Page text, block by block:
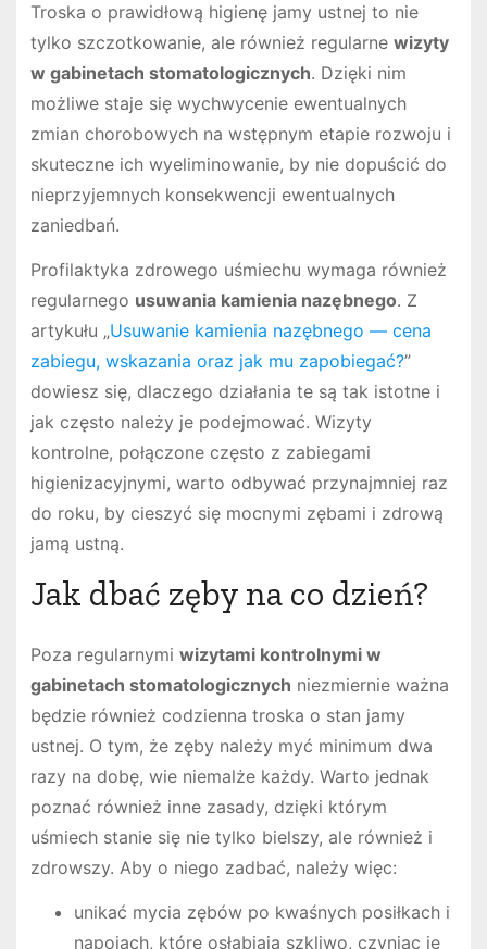
Troska o prawidłową higienę jamy ustnej to nie
tylko szczotkowanie, ale również regularne wizyty
w gabinetach stomatologicznych. Dzięki nim
możliwe staje się wychwycenie ewentualnych
zmian chorobowych na wstępnym etapie rozwoju i
skuteczne ich wyeliminowanie, by nie dopuścić do
nieprzyjemnych konsekwencji ewentualnych
zaniedbań.
Profilaktyka zdrowego uśmiechu wymaga również
regularnego usuwania kamienia nazębnego. Z
artykułu „Usuwanie kamienia nazębnego — cena
zabiegu, wskazania oraz jak mu zapobiegać?”
dowiesz się, dlaczego działania te są tak istotne i
jak często należy je podejmować. Wizyty
kontrolne, połączone często z zabiegami
higienizacyjnymi, warto odbywać przynajmniej raz
do roku, by cieszyć się mocnymi zębami i zdrową
jamą ustną.
Jak dbać zęby na co dzień?
Poza regularnymi wizytami kontrolnymi w
gabinetach stomatologicznych niezmiernie ważna
będzie również codzienna troska o stan jamy
ustnej. O tym, że zęby należy myć minimum dwa
razy na dobę, wie niemalże każdy. Warto jednak
poznać również inne zasady, dzięki którym
uśmiech stanie się nie tylko bielszy, ale również i
zdrowszy. Aby o niego zadbać, należy więc:
unikać mycia zębów po kwaśnych posiłkach i
napojach, które osłabiają szkliwo, czyniąc je